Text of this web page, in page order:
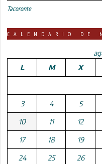
Tacoronte
CALENDARIO DE
L
M X
3 4 5
10 11 12
17 18 19
24 25 26